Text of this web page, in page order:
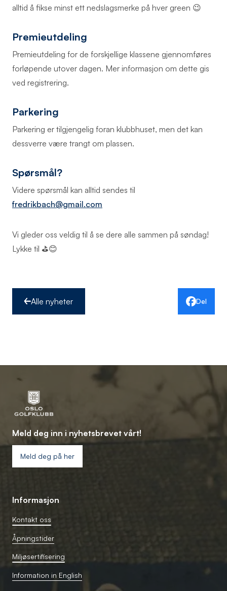
alltid å fikse minst ett nedslagsmerke på hver green 😉
Premieutdeling
Premieutdeling for de forskjellige klassene gjennomføres
forløpende utover dagen. Mer informasjon om dette gis
ved registrering.
Parkering
Parkering er tilgjengelig foran klubbhuset, men det kan
dessverre være trangt om plassen.
Spørsmål?
Videre spørsmål kan alltid sendes til
fredrikbach@gmail.com
Vi gleder oss veldig til å se dere alle sammen på søndag!
Lykke til ⛳😊
Alle nyheter Del
Meld deg inn i nyhetsbrevet vårt!
Meld deg på her
Informasjon
Kontakt oss
Åpningstider
Miljøsertifisering
Information in English